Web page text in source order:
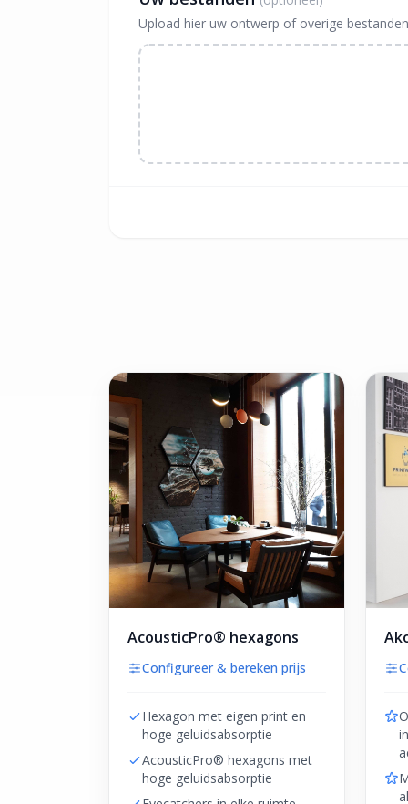
Upload hier uw ontwerp of overige
AcousticPro® hexagons
Configureer & bereken prijs
Hexagon met eigen print en
hoge geluidsabsorptie
AcousticPro® hexagons met
hoge geluidsabsorptie